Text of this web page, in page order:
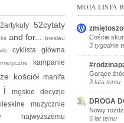
52cytaty
and for...breslau
cyklistagłówna
kampanie
kościółmanifa
imęskie decyzje
muzycznie
żenajwyższemu
MOJA LISTA
Coście
3 tygodnie
Gorące
3 lata temu
DROGA
Nowy
6 lat temu